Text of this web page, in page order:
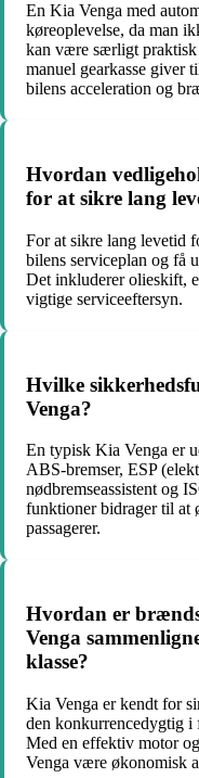
En Kia Venga med
køreoplevelse, da man
kan være særligt praktisk
manuel gearkasse giver
bilens acceleration og
Hvordan
for at sikre lang
For at sikre lang levetid
bilens serviceplan og få
Det inkluderer olieskift,
vigtige serviceeftersyn.
Hvilke
Venga?
En typisk Kia Venga er
ABS-bremser, ESP
nødbremseassistent og
funktioner bidrager til at
passagerer.
Hvordan er
Venga
klasse?
Kia Venga er kendt for
den konkurrencedygtig i
Med en effektiv motor
Venga være økonomisk